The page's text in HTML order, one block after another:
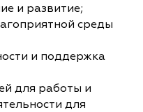
и развитие;
среды
и поддержка
для работы и
для